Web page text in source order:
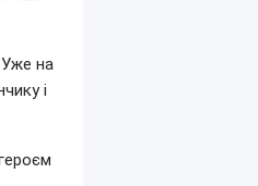
Уже на
і